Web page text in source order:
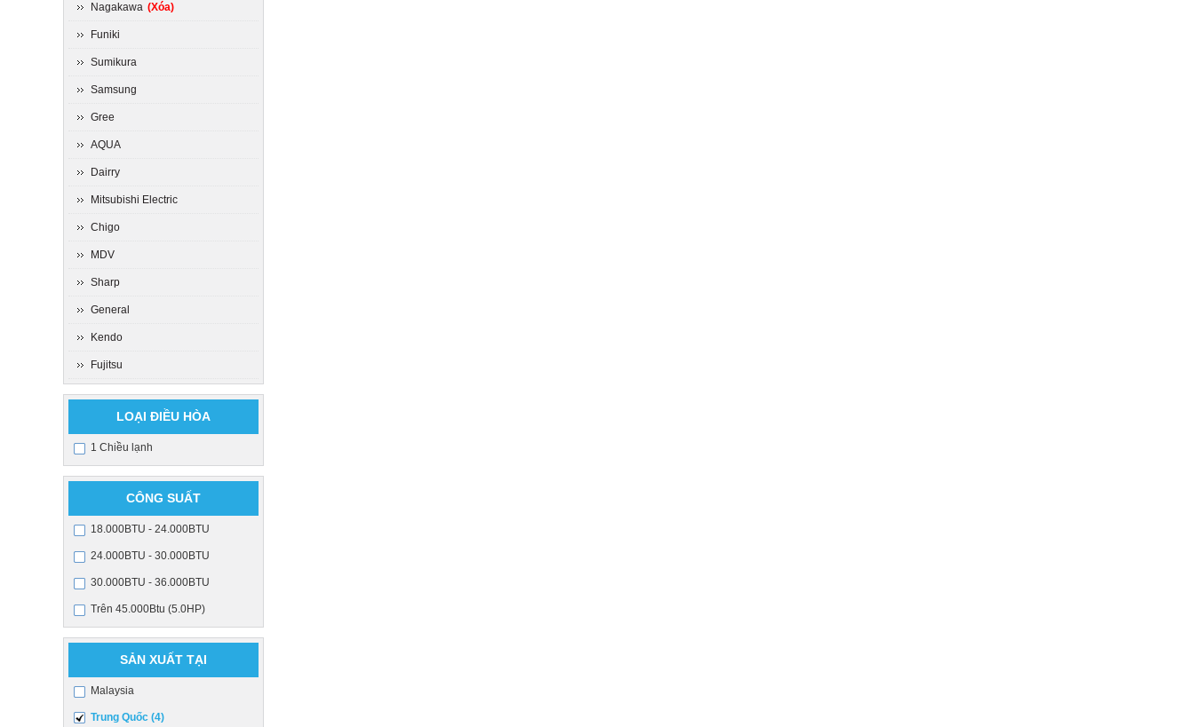
Nagakawa (Xóa)
Funiki
Sumikura
Samsung
Gree
AQUA
Dairry
Mitsubishi Electric
Chigo
MDV
Sharp
General
Kendo
Fujitsu
LOẠI ĐIỀU HÒA
1 Chiều lạnh
CÔNG SUẤT
18.000BTU - 24.000BTU
24.000BTU - 30.000BTU
30.000BTU - 36.000BTU
Trên 45.000Btu (5.0HP)
SẢN XUẤT TẠI
Malaysia
Trung Quốc (4)